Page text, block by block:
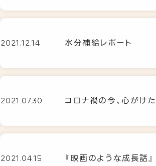
2021.12.14 水分補給レポート
2021.07.30 コロナ禍の今、心がけ
2021.04.15 『映画のような成長話』